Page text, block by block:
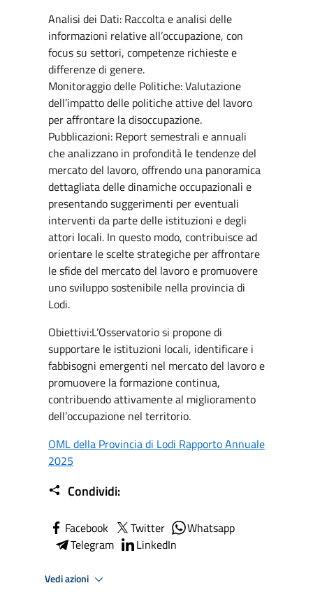
Analisi dei Dati: Raccolta e analisi delle
informazioni relative all’occupazione, con
focus su settori, competenze richieste e
differenze di genere.
Monitoraggio delle Politiche: Valutazione
dell’impatto delle politiche attive del lavoro
per affrontare la disoccupazione.
Pubblicazioni: Report semestrali e annuali
che analizzano in profondità le tendenze del
mercato del lavoro, offrendo una panoramica
dettagliata delle dinamiche occupazionali e
presentando suggerimenti per eventuali
interventi da parte delle istituzioni e degli
attori locali. In questo modo, contribuisce ad
orientare le scelte strategiche per affrontare
le sfide del mercato del lavoro e promuovere
uno sviluppo sostenibile nella provincia di
Lodi.
Obiettivi:L’Osservatorio si propone di
supportare le istituzioni locali, identificare i
fabbisogni emergenti nel mercato del lavoro e
promuovere la formazione continua,
contribuendo attivamente al miglioramento
dell’occupazione nel territorio.
OML della Provincia di Lodi Rapporto Annuale
2025
Condividi:
Facebook Twitter
Whatsapp
Telegram
LinkedIn
Vedi azioni